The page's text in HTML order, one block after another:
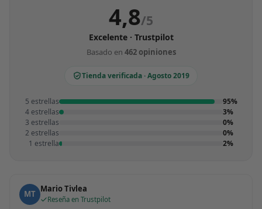
4,8/5
Excelente · Trustpilot
Basado en 462 opiniones
Tienda verificada · Agosto 2019
5 estrellas
95%
4 estrellas
3%
3 estrellas
0%
2 estrellas
0%
1 estrella
2%
MT Mario Tivlea
Reseña en Trustpilot